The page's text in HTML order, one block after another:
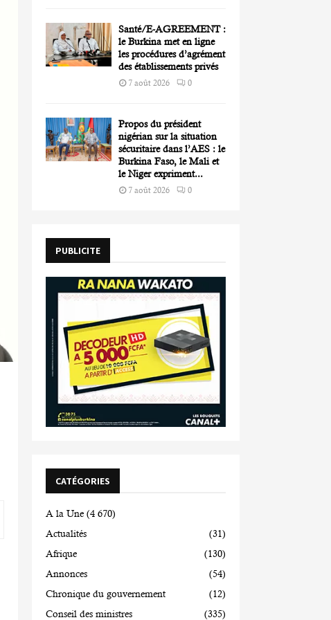
Santé/E-AGREEMENT :
le Burkina met en ligne
les procédures d’agrément
des établissements privés
7 août 2026 0
Propos du président
nigérian sur la situation
sécuritaire dans l’AES : le
Burkina Faso, le Mali et
le Niger expriment...
7 août 2026 0
PUBLICITE
CATÉGORIES
A la Une (4 670)
Actualités
(31)
Afrique
(130)
Annonces
(54)
Chronique du gouvernement
(12)
Conseil des ministres
(335)